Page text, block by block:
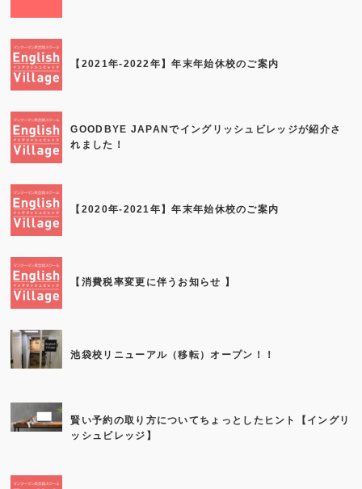
【2021年-2022年】年末年始休校のご案内
GOODBYE JAPANでイングリッシュビレッジが紹介さ
れました！
【2020年-2021年】年末年始休校のご案内
【消費税率変更に伴うお知らせ 】
池袋校リニューアル（移転）オープン！！
賢い予約の取り方についてちょっとしたヒント【イングリ
ッシュビレッジ】